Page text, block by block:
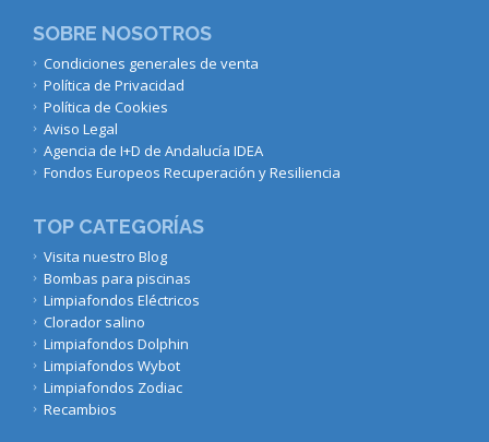
SOBRE NOSOTROS
Condiciones generales de venta
Política de Privacidad
Política de Cookies
Aviso Legal
Agencia de I+D de Andalucía IDEA
Fondos Europeos Recuperación y Resiliencia
TOP CATEGORÍAS
Visita nuestro Blog
Bombas para piscinas
Limpiafondos Eléctricos
Clorador salino
Limpiafondos Dolphin
Limpiafondos Wybot
Limpiafondos Zodiac
Recambios